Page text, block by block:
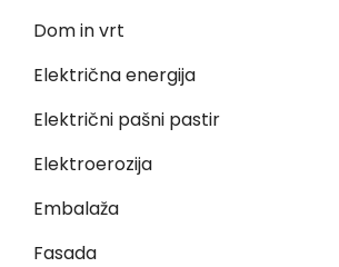
Dom in vrt
Električna energija
Električni pašni pastir
Elektroerozija
Embalaža
Fasada